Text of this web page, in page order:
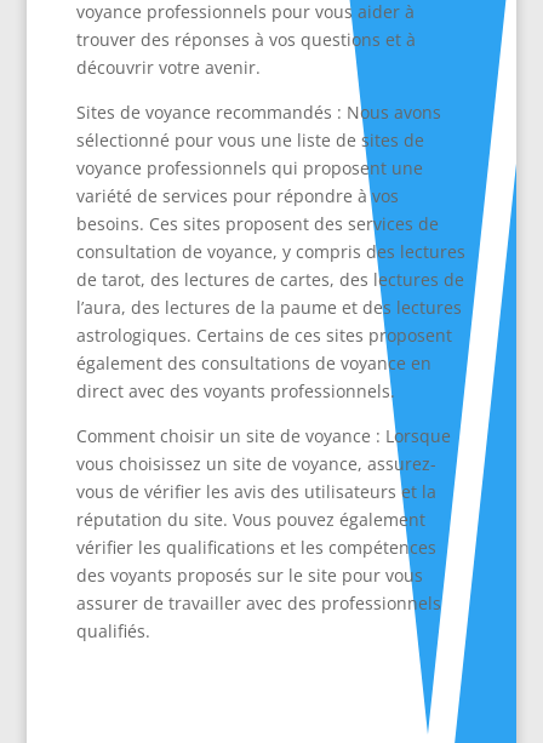
voyance professionnels pour vous aider à
trouver des réponses à vos questions et à
découvrir votre avenir.
Sites de voyance recommandés : Nous avons
sélectionné pour vous une liste de sites de
voyance professionnels qui proposent une
variété de services pour répondre à vos
besoins. Ces sites proposent des services de
consultation de voyance, y compris des lectures
de tarot, des lectures de cartes, des lectures de
l’aura, des lectures de la paume et des lectures
astrologiques. Certains de ces sites proposent
également des consultations de voyance en
direct avec des voyants professionnels.
Comment choisir un site de voyance : Lorsque
vous choisissez un site de voyance, assurez-
vous de vérifier les avis des utilisateurs et la
réputation du site. Vous pouvez également
vérifier les qualifications et les compétences
des voyants proposés sur le site pour vous
assurer de travailler avec des professionnels
qualifiés.